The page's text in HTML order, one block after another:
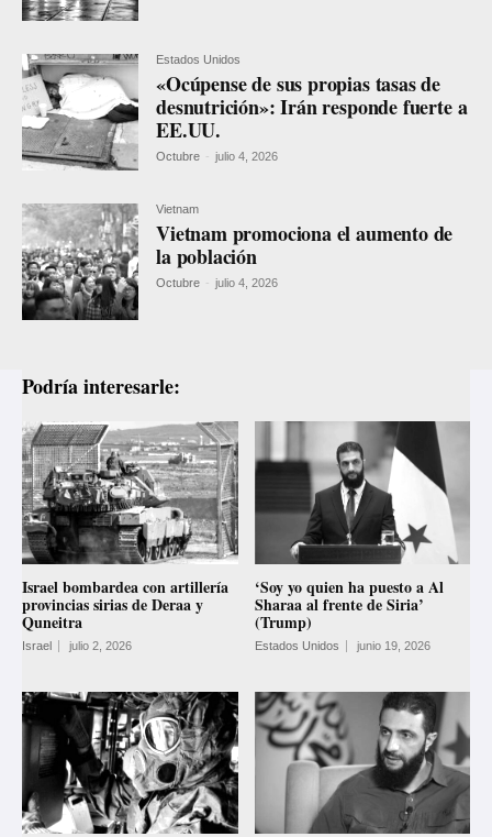
Estados Unidos
«Ocúpense de sus propias tasas de
desnutrición»: Irán responde fuerte a
EE.UU.
Octubre - julio 4, 2026
Vietnam
Vietnam promociona el aumento de
la población
Octubre - julio 4, 2026
Podría interesarle:
Israel bombardea con artillería
provincias sirias de Deraa y
Quneitra
Israel julio 2, 2026
‘Soy yo quien ha puesto a Al
Sharaa al frente de Siria’
(Trump)
Estados Unidos junio 19, 2026